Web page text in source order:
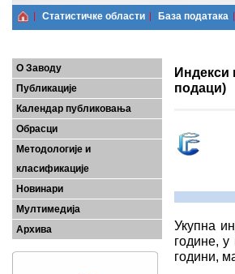
Статистичке области Базa података
О Заводу
Публикације
Календар публиковања
Обрасци
Методологије и
класификације
Новинари
Мултимедија
Архива
Индекси
подаци)
Укупна
године,
години,